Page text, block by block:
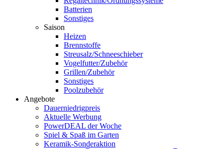
Batterien
Sonstiges
Saison
Heizen
Brennstoffe
Streusalz/Schneeschieber
Vogelfutter/Zubehör
Grillen/Zubehör
Sonstiges
Poolzubehör
Angebote
Dauerniedrigpreis
Aktuelle Werbung
PowerDEAL der Woche
Spiel & Spaß im Garten
Keramik-Sonderaktion